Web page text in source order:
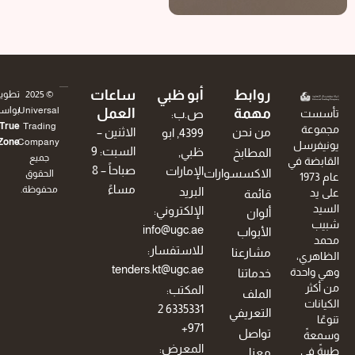
في
عام 1973
في
روابط
مهمة
من نحن
المطابخ
الاكسسوارات
مشارعنا
خدماتنا
الملف
التعريفي
تواصل
أبو ظبي
ص.ب:
4399, ابو
ظبي,
الإمارات
الإلكتروني:
info@ugc.ae
للاستفسار:
tenders.kt@ugc.ae
المكتب:
6335331 2
المعرض:
ساعات
العمل
الاثنين –
السبت: 9
صباحاً – 8
Universal
Company.
محفوظة.
تطوير
بواسطة
True
Zone
.